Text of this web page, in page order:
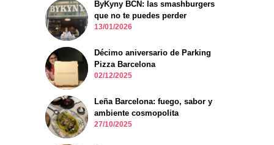
ByKyny BCN: las smashburgers
que no te puedes perder
13/01/2026
Décimo aniversario de Parking
Pizza Barcelona
02/12/2025
Leña Barcelona: fuego, sabor y
ambiente cosmopolita
27/10/2025